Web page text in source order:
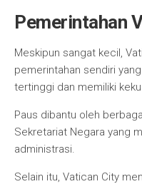
Pemerintahan
Meskipun sangat kecil,
pemerintahan sendiri
tertinggi dan memiliki
Paus dibantu oleh
Sekretariat Negara yang
administrasi.
Selain itu, Vatican City